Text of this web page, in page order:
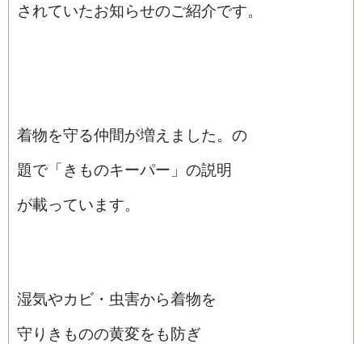
されていたお知らせのご紹介です。
着物を守る仲間が増えました。の
題で「きものキーパー」の説明
が載っています。
湿気やカビ・虫害から着物を
守りきものの黄変をも防ぎ